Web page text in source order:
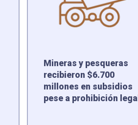
Mineras y pesqueras
recibieron $6.700
millones en subsidios
pese a prohibición legal